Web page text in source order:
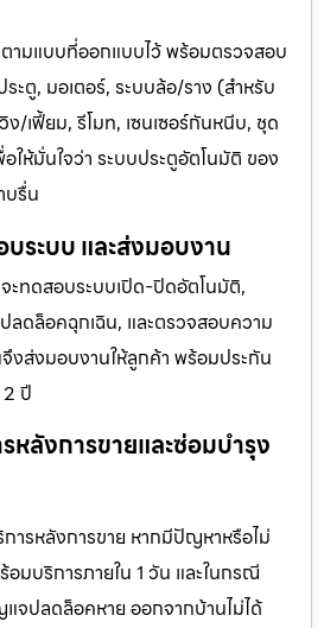
ามแบบที่ออกแบบไว้ พร้อมตรวจสอบ
ะตู, มอเตอร์, ระบบล้อ/ราง (สำหรับ
/เฟี้ยม, รีโมท, เซนเซอร์กันหนีบ, ชุด
ให้มั่นใจว่า ระบบประตูอัตโนมัติ ของ
บรื่น
ระบบ และส่งมอบงาน
ะทดสอบระบบเปิด-ปิดอัตโนมัติ,
ลดล็อคฉุกเฉิน, และตรวจสอบความ
ส่งมอบงานให้ลูกค้า พร้อมประกัน
2 ปี
หลังการขายและซ่อมบำรุง
ารหลังการขาย หากมีปัญหาหรือไม่
อมบริการภายใน 1 วัน และในกรณี
จปลดล็อคหาย ออกจากบ้านไม่ได้